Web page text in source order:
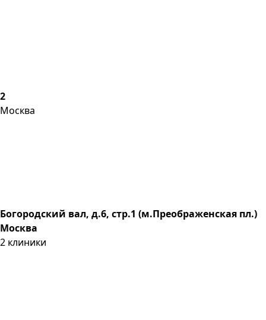
2
Москва
Богородский вал, д.6, стр.1 (м.Преображенская пл.)
Москва
2 клиники